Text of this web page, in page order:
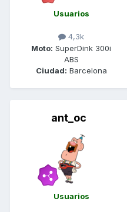
Usuarios
4,3k
Moto: SuperDink 300i
ABS
Ciudad: Barcelona
ant_oc
Usuarios